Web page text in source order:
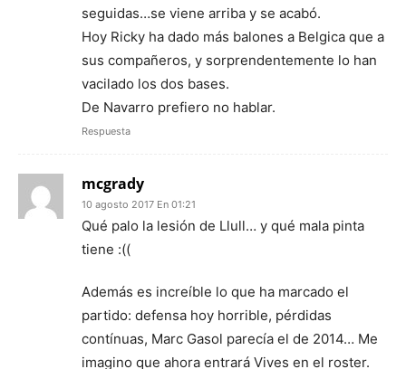
seguidas…se viene arriba y se acabó.
Hoy Ricky ha dado más balones a Belgica que a
sus compañeros, y sorprendentemente lo han
vacilado los dos bases.
De Navarro prefiero no hablar.
Respuesta
mcgrady
10 agosto 2017 En 01:21
Qué palo la lesión de Llull… y qué mala pinta
tiene :((
Además es increíble lo que ha marcado el
partido: defensa hoy horrible, pérdidas
contínuas, Marc Gasol parecía el de 2014… Me
imagino que ahora entrará Vives en el roster.